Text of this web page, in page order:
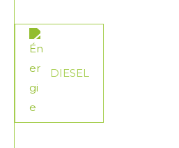
DIESEL